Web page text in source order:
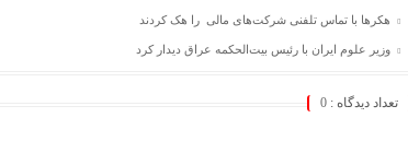
هکرها با تماس تلفنی شرکت‌های مالی را هک کردند
وزیر علوم ایران با رئیس بیت‌الحکمه عراق دیدار کرد
تعداد دیدگاه : 0